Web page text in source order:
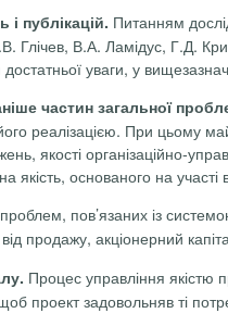
і публікацій. Питанням
Глічев, В.А. Ламідус, Г.Д.
уваги, у
частин загальної
реалізацією. При цьому
якості організаційно-
якість, основаного на
пов’язаних із
продажу, акціонерний
Процес управління якістю
проект задовольняв ті